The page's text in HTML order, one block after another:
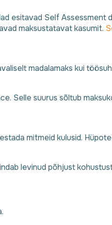
esitavad Self Assessment
maksustatavat kasumit.
madalamaks kui
Selle suurus sõltub
mitmeid kulusid.
levinud põhjust